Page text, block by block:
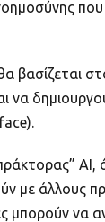
που
βασίζεται
να
με άλλους
μπορούν να